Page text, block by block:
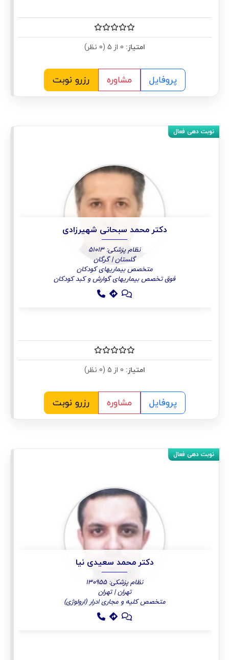
امتیاز:
پروفایل مشاوره رزرو نوبت
دکتر محمد سبحانی شهیرزادی
نظام پزشکی: 51013
گلستان | گرگان
متخصص بیماریهای کودکان
فوق تخصص بیماریهای گوارش و کبد کودکان
امتیاز:
پروفایل مشاوره رزرو نوبت
دکتر محمد سعیدی نیا
نظام پزشکی: 130955
تهران | تهران
متخصص کلیه و مجاری ادرار (ارولوژی)